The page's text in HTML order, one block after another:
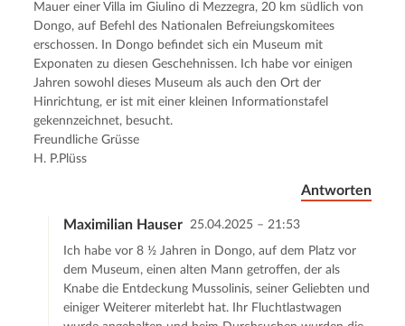
Mauer einer Villa im Giulino di Mezzegra, 20 km südlich von
Dongo, auf Befehl des Nationalen Befreiungskomitees
erschossen. In Dongo befindet sich ein Museum mit
Exponaten zu diesen Geschehnissen. Ich habe vor einigen
Jahren sowohl dieses Museum als auch den Ort der
Hinrichtung, er ist mit einer kleinen Informationstafel
gekennzeichnet, besucht.
Freundliche Grüsse
H. P.Plüss
Antworten
Maximilian Hauser 25.04.2025 – 21:53
Ich habe vor 8 ½ Jahren in Dongo, auf dem Platz vor
dem Museum, einen alten Mann getroffen, der als
Knabe die Entdeckung Mussolinis, seiner Geliebten und
einiger Weiterer miterlebt hat. Ihr Fluchtlastwagen